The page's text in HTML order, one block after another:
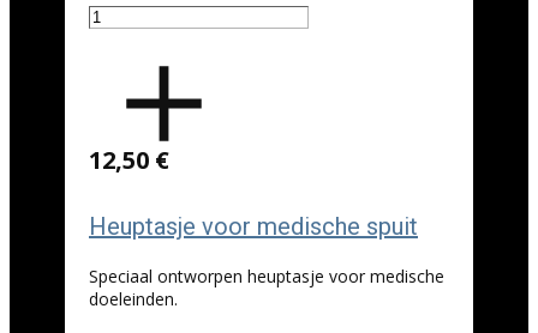
12,50 €
Heuptasje voor medische spuit
Speciaal ontworpen heuptasje voor medische
doeleinden.